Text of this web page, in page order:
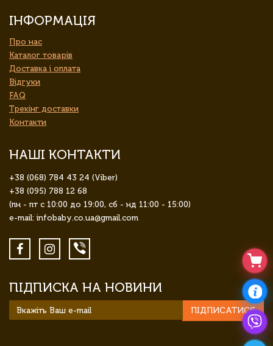
ІНФОРМАЦІЯ
Про нас
Каталог товарів
Доставка і оплата
Відгуки
FAQ
Трекінг доставки
Контакти
НАШІ КОНТАКТИ
+38 (068) 784 43 24 (Viber)
+38 (095) 788 12 68
(пн - пт с 10:00 до 19:00, сб - нд 11:00 - 15:00)
e-mail: infobaby.co.ua@gmail.com
ПІДПИСКА НА НОВИНИ
ПІДПИСАТИСЯ